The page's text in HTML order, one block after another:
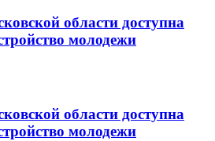
области доступна
молодежи
области доступна
молодежи